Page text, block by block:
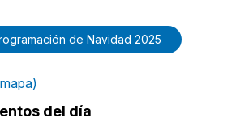
de Navidad 2025
del día